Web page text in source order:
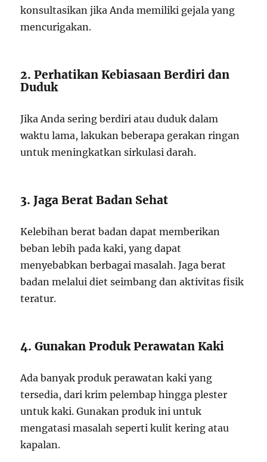
konsultasikan jika Anda memiliki gejala yang
mencurigakan.
2. Perhatikan Kebiasaan Berdiri dan
Duduk
Jika Anda sering berdiri atau duduk dalam
waktu lama, lakukan beberapa gerakan ringan
untuk meningkatkan sirkulasi darah.
3. Jaga Berat Badan Sehat
Kelebihan berat badan dapat memberikan
beban lebih pada kaki, yang dapat
menyebabkan berbagai masalah. Jaga berat
badan melalui diet seimbang dan aktivitas fisik
teratur.
4. Gunakan Produk Perawatan Kaki
Ada banyak produk perawatan kaki yang
tersedia, dari krim pelembap hingga plester
untuk kaki. Gunakan produk ini untuk
mengatasi masalah seperti kulit kering atau
kapalan.